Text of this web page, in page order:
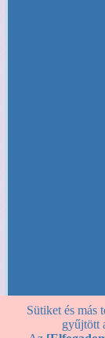
Sütiket és más
gyűjtött